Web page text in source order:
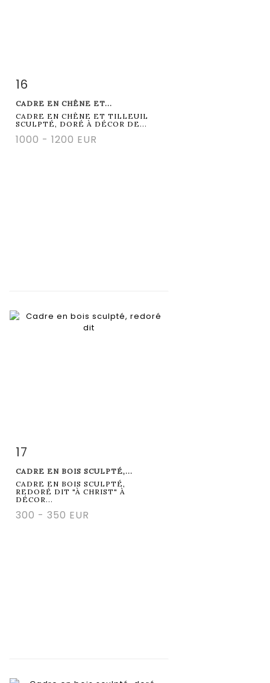
16
CADRE EN CHÊNE ET...
CADRE EN CHÊNE ET TILLEUIL
SCULPTÉ, DORÉ À DÉCOR DE...
1000 - 1200 EUR
17
CADRE EN BOIS SCULPTÉ,...
CADRE EN BOIS SCULPTÉ,
REDORÉ DIT "À CHRIST" À
DÉCOR...
300 - 350 EUR